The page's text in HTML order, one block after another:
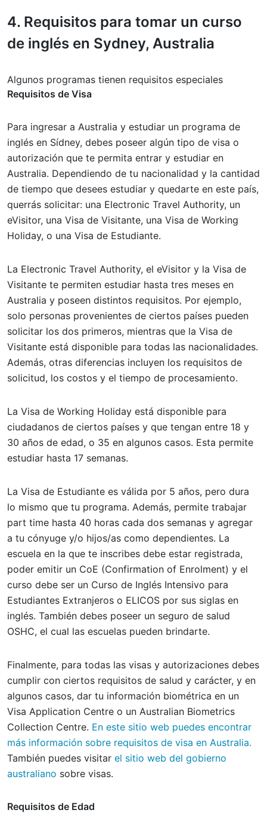
4. Requisitos para tomar un curso
de inglés en Sydney, Australia
Algunos programas tienen requisitos especiales
Requisitos de Visa
Para ingresar a Australia y estudiar un programa de
inglés en Sídney, debes poseer algún tipo de visa o
autorización que te permita entrar y estudiar en
Australia. Dependiendo de tu nacionalidad y la cantidad
de tiempo que desees estudiar y quedarte en este país,
querrás solicitar: una Electronic Travel Authority, un
eVisitor, una Visa de Visitante, una Visa de Working
Holiday, o una Visa de Estudiante.
La Electronic Travel Authority, el eVisitor y la Visa de
Visitante te permiten estudiar hasta tres meses en
Australia y poseen distintos requisitos. Por ejemplo,
solo personas provenientes de ciertos países pueden
solicitar los dos primeros, mientras que la Visa de
Visitante está disponible para todas las nacionalidades.
Además, otras diferencias incluyen los requisitos de
solicitud, los costos y el tiempo de procesamiento.
La Visa de Working Holiday está disponible para
ciudadanos de ciertos países y que tengan entre 18 y
30 años de edad, o 35 en algunos casos. Esta permite
estudiar hasta 17 semanas.
La Visa de Estudiante es válida por 5 años, pero dura
lo mismo que tu programa. Además, permite trabajar
part time hasta 40 horas cada dos semanas y agregar
a tu cónyuge y/o hijos/as como dependientes. La
escuela en la que te inscribes debe estar registrada,
poder emitir un CoE (Confirmation of Enrolment) y el
curso debe ser un Curso de Inglés Intensivo para
Estudiantes Extranjeros o ELICOS por sus siglas en
inglés. También debes poseer un seguro de salud
OSHC, el cual las escuelas pueden brindarte.
Finalmente, para todas las visas y autorizaciones debes
cumplir con ciertos requisitos de salud y carácter, y en
algunos casos, dar tu información biométrica en un
Visa Application Centre o un Australian Biometrics
Collection Centre. En este sitio web puedes encontrar
más información sobre requisitos de visa en Australia.
También puedes visitar el sitio web del gobierno
australiano sobre visas.
Requisitos de Edad